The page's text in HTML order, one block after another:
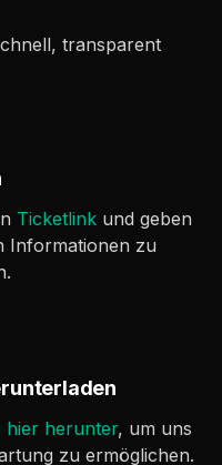
transparent
Ticketlink und geben
Informationen zu
hier herunter, um uns
zu ermöglichen.